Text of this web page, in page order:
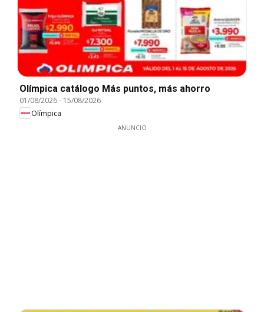
Olímpica catálogo Más puntos, más ahorro
01/08/2026- 15/08/2026
Olímpica
ANUNCIO